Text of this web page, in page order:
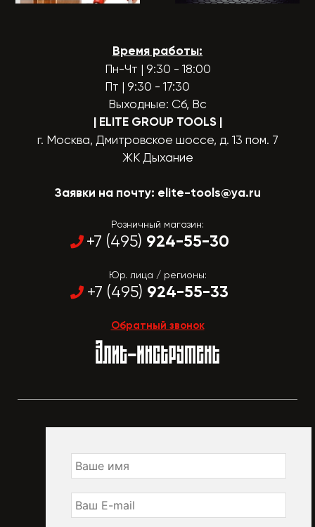
Время работы:
Пн-Чт | 9:30 - 18:00
Пт | 9:30 - 17:30
Выходные: Сб, Вс
| ELITE GROUP TOOLS |
г. Москва, Дмитровское шоссе, д. 13 пом. 7
ЖК Дыхание
Заявки на почту: elite-tools@ya.ru
Розничный магазин:
+7 (495) 924-55-30
Юр. лица / регионы:
+7 (495) 924-55-33
Обратный звонок